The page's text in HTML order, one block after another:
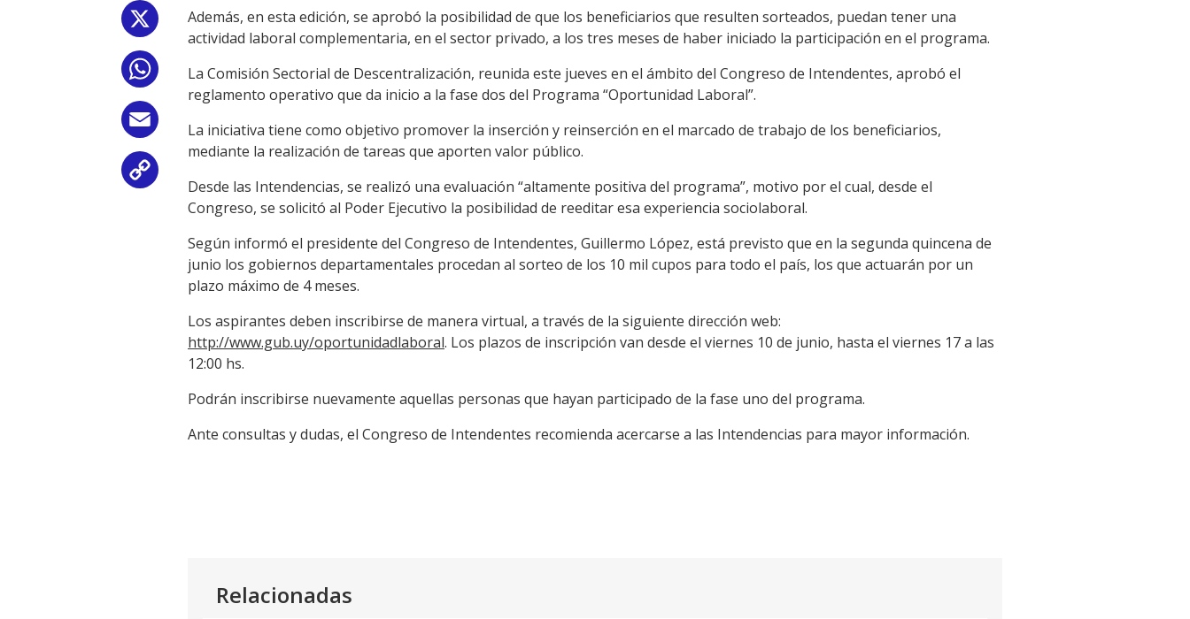
WhatsApp
Email
Link
Además, en esta edición, se aprobó la posibilidad de que los beneficiarios que resulten sorteados, puedan tener una
actividad laboral complementaria, en el sector privado, a los tres meses de haber iniciado la participación en el programa.
La Comisión Sectorial de Descentralización, reunida este jueves en el ámbito del Congreso de Intendentes, aprobó el
reglamento operativo que da inicio a la fase dos del Programa “Oportunidad Laboral”.
La iniciativa tiene como objetivo promover la inserción y reinserción en el marcado de trabajo de los beneficiarios,
mediante la realización de tareas que aporten valor público.
Desde las Intendencias, se realizó una evaluación “altamente positiva del programa”, motivo por el cual, desde el
Congreso, se solicitó al Poder Ejecutivo la posibilidad de reeditar esa experiencia sociolaboral.
Según informó el presidente del Congreso de Intendentes, Guillermo López, está previsto que en la segunda quincena de
junio los gobiernos departamentales procedan al sorteo de los 10 mil cupos para todo el país, los que actuarán por un
plazo máximo de 4 meses.
Los aspirantes deben inscribirse de manera virtual, a través de la siguiente dirección web:
http://www.gub.uy/oportunidadlaboral. Los plazos de inscripción van desde el viernes 10 de junio, hasta el viernes 17 a las
12:00 hs.
Podrán inscribirse nuevamente aquellas personas que hayan participado de la fase uno del programa.
Ante consultas y dudas, el Congreso de Intendentes recomienda acercarse a las Intendencias para mayor información.
Relacionadas